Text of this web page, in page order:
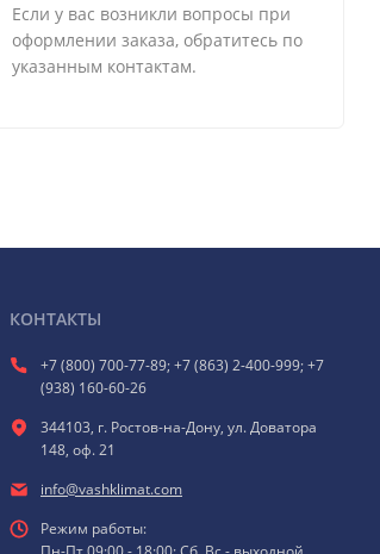
Если у вас возникли вопросы при
оформлении заказа, обратитесь по
указанным контактам.
КОНТАКТЫ
+7 (800) 700-77-89; +7 (863) 2-400-999; +7
(938) 160-60-26
344103, г. Ростов-на-Дону, ул. Доватора
148, оф. 21
info@vashklimat.com
Режим работы: